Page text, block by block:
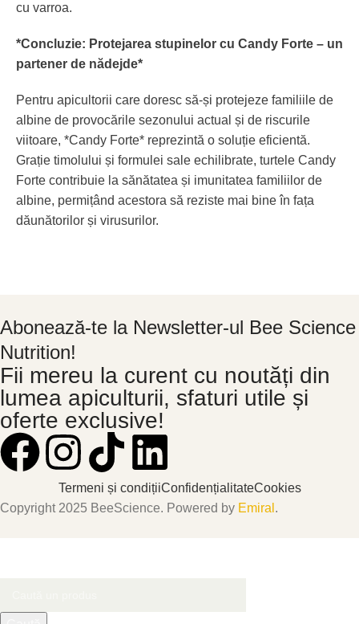
cu varroa.
*Concluzie: Protejarea stupinelor cu Candy Forte – un
partener de nădejde*
Pentru apicultorii care doresc să-și protejeze familiile de
albine de provocările sezonului actual și de riscurile
viitoare, *Candy Forte* reprezintă o soluție eficientă.
Grație timolului și formulei sale echilibrate, turtele Candy
Forte contribuie la sănătatea și imunitatea familiilor de
albine, permițând acestora să reziste mai bine în fața
dăunătorilor și virusurilor.
Abonează-te la Newsletter-ul Bee Science
Nutrition!
Fii mereu la curent cu noutăți din
lumea apiculturii, sfaturi utile și
oferte exclusive!
Termeni și condițiiConfidențialitateCookies
Copyright 2025 BeeScience. Powered by Emiral .